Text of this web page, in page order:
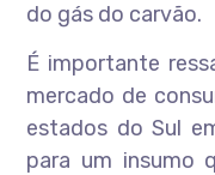
do gás do carvão.
É importante
mercado de
estados do Sul
para um insumo